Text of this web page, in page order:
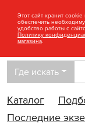
Где искать
Каталог
Последние
Этот сайт хранит
обеспечить
удобство работы с
Политику
магазина.